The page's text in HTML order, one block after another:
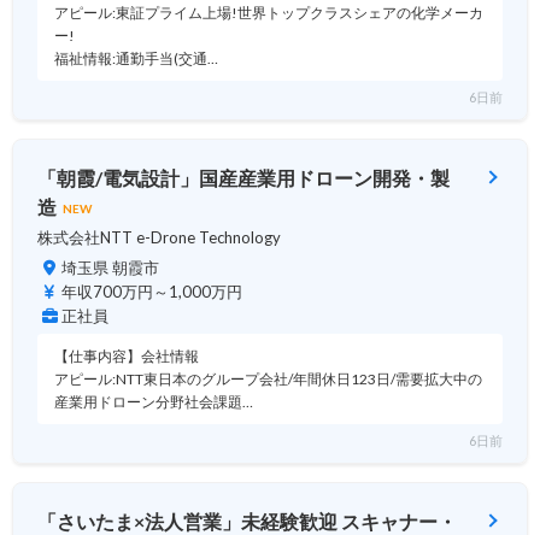
アピール:東証プライム上場!世界トップクラスシェアの化学メーカ
ー!
福祉情報:通勤手当(交通…
6日前
「朝霞/電気設計」国産産業用ドローン開発・製
造 NEW
株式会社NTT e-Drone Technology
埼玉県 朝霞市
年収700万円～1,000万円
正社員
【仕事内容】会社情報
アピール:NTT東日本のグループ会社/年間休日123日/需要拡大中の
産業用ドローン分野社会課題…
6日前
「さいたま×法人営業」未経験歓迎 スキャナー・